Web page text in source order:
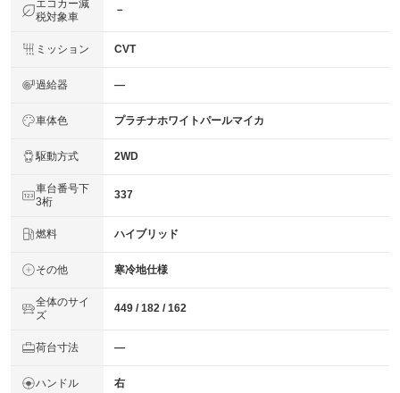
エコカー減
税対象車
－
ミッション CVT
過給器 ―
車体色 プラチナホワイトパールマイカ
駆動方式 2WD
車台番号下
3桁
337
燃料 ハイブリッド
その他 寒冷地仕様
全体のサイ
ズ
449 / 182 / 162
荷台寸法 ―
ハンドル 右